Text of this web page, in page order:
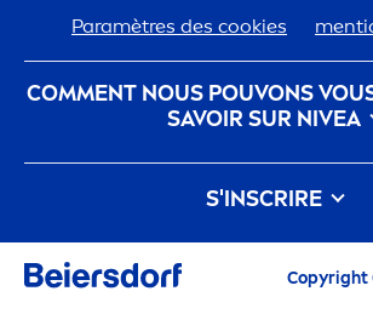
Paramètres des cookies
men
COMMENT NOUS POUVONS
SAVOIR SUR NIVEA
nivea-histoire
Carrières chez
Notre philosophieS'INSCRIRE
Tous les Highlights actuels,Copyright